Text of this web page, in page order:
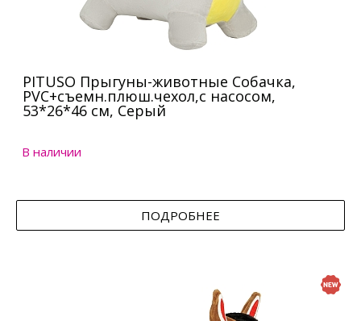
PITUSO Прыгуны-животные Собачка,
PVC+съемн.плюш.чехол,с насосом,
53*26*46 см, Серый
В наличии
ПОДРОБНЕЕ